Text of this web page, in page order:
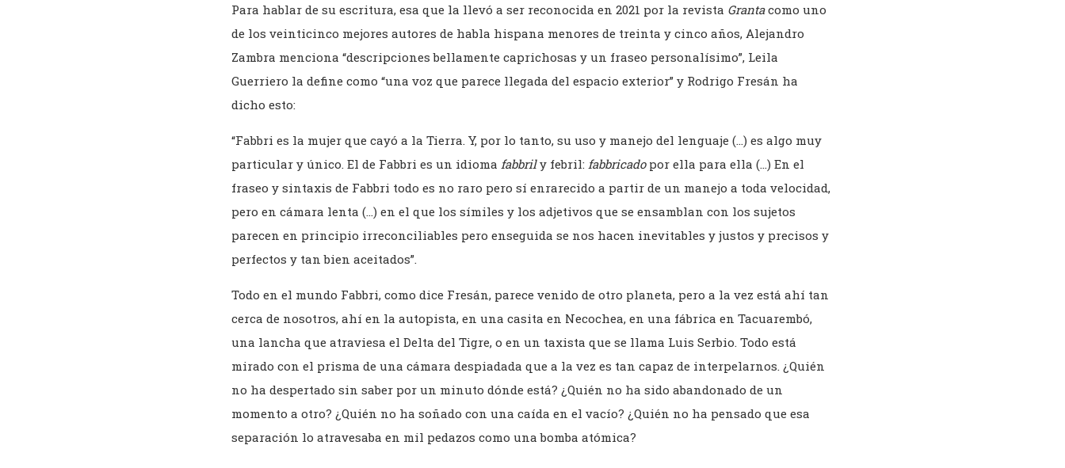
Para hablar de su escritura, esa que la llevó a ser reconocida en 2021 por la revista Grantacomo uno
de los veinticinco mejores autores de habla hispana menores de treinta y cinco años, Alejandro
Zambra menciona “descripciones bellamente caprichosas y un fraseo personalísimo”, Leila
Guerriero la define como “una voz que parece llegada del espacio exterior” y Rodrigo Fresán ha
dicho esto:
“Fabbri es la mujer que cayó a la Tierra. Y, por lo tanto, su uso y manejo del lenguaje (…) es algo muy
particular y único. El de Fabbri es un idioma fabbrily febril: fabbricadopor ella para ella (…) En el
fraseo y sintaxis de Fabbri todo es no raro pero sí enrarecido a partir de un manejo a toda velocidad,
pero en cámara lenta (…) en el que los símiles y los adjetivos que se ensamblan con los sujetos
parecen en principio irreconciliables pero enseguida se nos hacen inevitables y justos y precisos y
perfectos y tan bien aceitados”.
Todo en el mundo Fabbri, como dice Fresán, parece venido de otro planeta, pero a la vez está ahí tan
cerca de nosotros, ahí en la autopista, en una casita en Necochea, en una fábrica en Tacuarembó,
una lancha que atraviesa el Delta del Tigre, o en un taxista que se llama Luis Serbio. Todo está
mirado con el prisma de una cámara despiadada que a la vez es tan capaz de interpelarnos. ¿Quién
no ha despertado sin saber por un minuto dónde está? ¿Quién no ha sido abandonado de un
momento a otro? ¿Quién no ha soñado con una caída en el vacío? ¿Quién no ha pensado que esa
separación lo atravesaba en mil pedazos como una bomba atómica?